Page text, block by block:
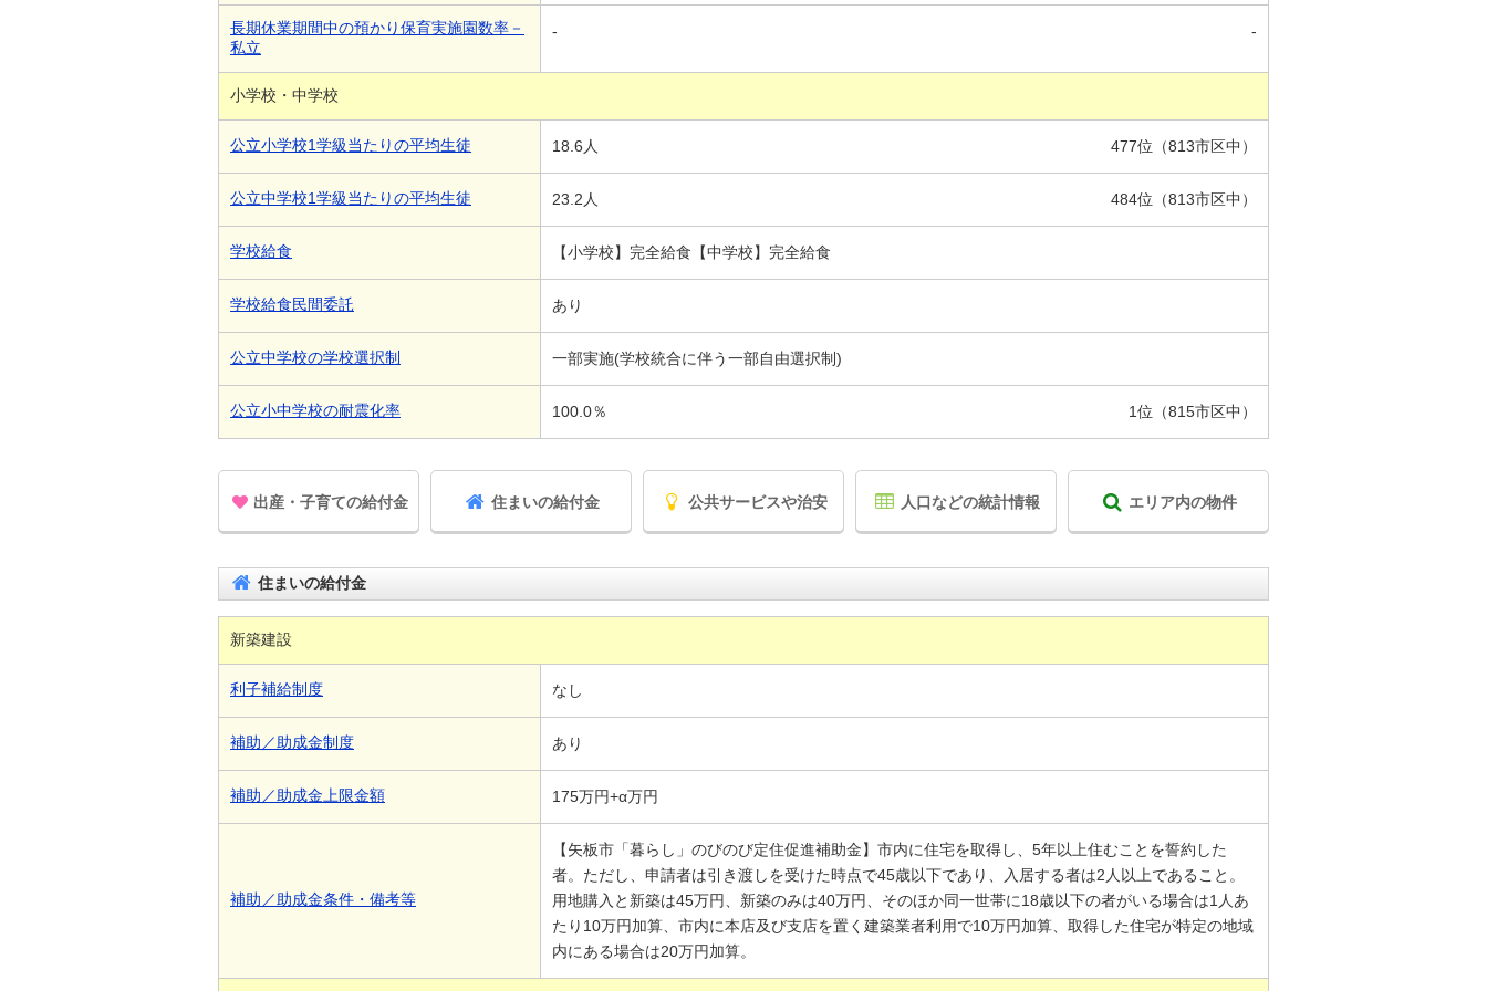
長期休業期間中の預かり保育実施園数率－
私立
- -
小学校・中学校
公立小学校1学級当たりの平均生徒 18.6人 477位（813市区中）
公立中学校1学級当たりの平均生徒 23.2人 484位（813市区中）
学校給食 【小学校】完全給食【中学校】完全給食
学校給食民間委託 あり
公立中学校の学校選択制 一部実施(学校統合に伴う一部自由選択制)
公立小中学校の耐震化率 100.0％ 1位（815市区中）
出産・子育ての給付金 住まいの給付金 公共サービスや治安 人口などの統計情報 エリア内の物件
住まいの給付金
新築建設
利子補給制度 なし
補助／助成金制度 あり
補助／助成金上限金額 175万円+α万円
補助／助成金条件・備考等
【矢板市「暮らし」のびのび定住促進補助金】市内に住宅を取得し、5年以上住むことを誓約した
者。ただし、申請者は引き渡しを受けた時点で45歳以下であり、入居する者は2人以上であること。
用地購入と新築は45万円、新築のみは40万円、そのほか同一世帯に18歳以下の者がいる場合は1人あ
たり10万円加算、市内に本店及び支店を置く建築業者利用で10万円加算、取得した住宅が特定の地域
内にある場合は20万円加算。